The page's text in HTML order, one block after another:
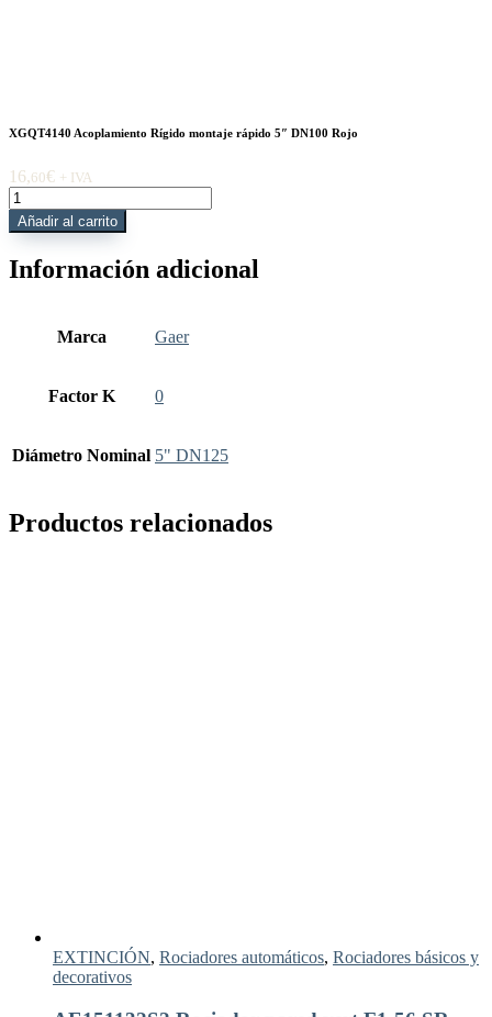
XGQT4140 Acoplamiento Rígido montaje rápido 5″ DN100 Rojo
16,60€ + IVA
XGQT4140
Acoplamiento
Rígido
rápido
Añadir al carrito
Información adicional
Marca Gaer
Factor K 0
Diámetro Nominal 5" DN125
Productos relacionados
EXTINCIÓN, Rociadores automáticos, Rociadores básicos y
decorativos